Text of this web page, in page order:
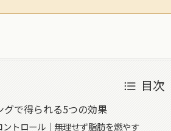
目次
グで得られる5つの効果
ントロール｜無理せず脂肪を燃やす